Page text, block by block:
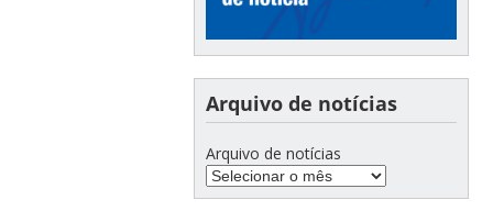
Arquivo de notícias
Arquivo de notícias